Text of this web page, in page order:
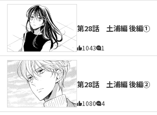
第28話 土浦編 後編①
1043 1
第28話 土浦編 後編②
1080 4